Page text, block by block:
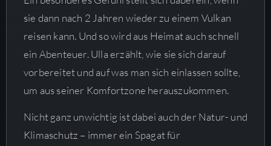
sie dann nach 2 Jahren wieder zu einem Vulkan
reisen kann. Und so wird aus Heimat auch schnell
ein Abenteuer. Ulla erzählt, wie sie sich darauf
vorbereitet und auf was man sich einlassen sollte,
um aus seiner Komfortzone herauszukommen.
Nicht ganz unwichtig ist dabei auch der Natur- und
Klimaschutz – immer ein Spagat für